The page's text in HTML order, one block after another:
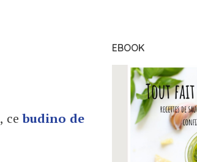
, cebudino de
EBOOK